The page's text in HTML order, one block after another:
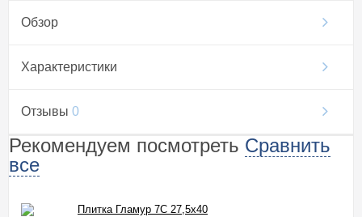
Обзор
Характеристики
Отзывы 0
Рекомендуем посмотреть Сравнить
все
Плитка Гламур 7С 27,5x40